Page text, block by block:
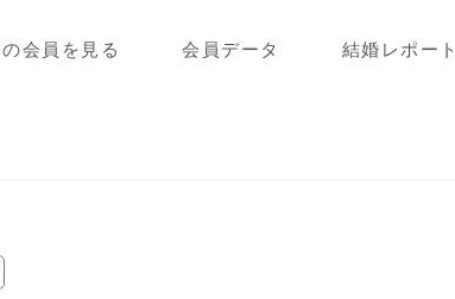
会員を見る 会員データ 結婚レポート